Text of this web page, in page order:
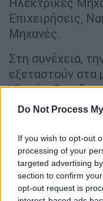
Do Not Process
If you wish to opt-out
processing of your
targeted advertising
section to confirm
opt-out request is
Επιχειρήσεις,
Μηχανές.
Στη συνέχεια,
εξεταστούν στα
Υλικών,
Καύσης ΙΙ (ΜΕΚ
οι εξετάσεις
την εξέταση
Ψύξης-
και Στοιχεία
Θερμάνσεων.